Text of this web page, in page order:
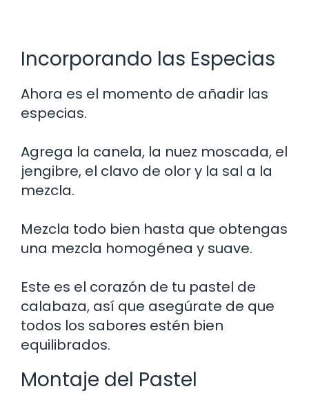
Incorporando las Especias
Ahora es el momento de añadir las
especias.
Agrega la canela, la nuez moscada, el
jengibre, el clavo de olor y la sal a la
mezcla.
Mezcla todo bien hasta que obtengas
una mezcla homogénea y suave.
Este es el corazón de tu pastel de
calabaza, así que asegúrate de que
todos los sabores estén bien
equilibrados.
Montaje del Pastel